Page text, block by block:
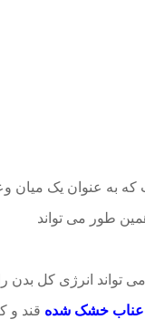
که به عنوان یک میان
انرژی کل بدن را
عناب خشک شده قند و